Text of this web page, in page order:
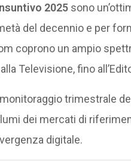
2025sono
del decennio e per
coprono un ampio
Televisione, fino
trimestrale
dei mercati di
digitale.